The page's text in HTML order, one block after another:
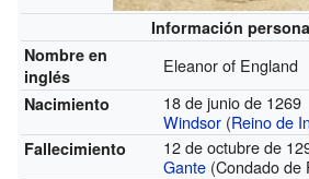
Información
Nombre en
inglés
Eleanor of England
Nacimiento
18 de junio de 1269
Windsor (Reino de
Fallecimiento 12 de octubre de
Gante (Condado de